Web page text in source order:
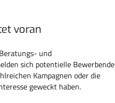
voran
und
sich potentielle Bewerbende
Kampagnen oder die
geweckt haben.